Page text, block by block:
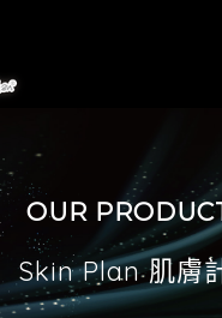
OUR
Skin Plan 肌膚